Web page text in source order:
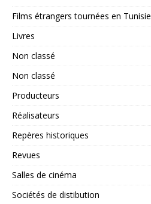
Films étrangers tournées en Tunisie
Livres
Non classé
Non classé
Producteurs
Réalisateurs
Repères historiques
Revues
Salles de cinéma
Sociétés de distibution